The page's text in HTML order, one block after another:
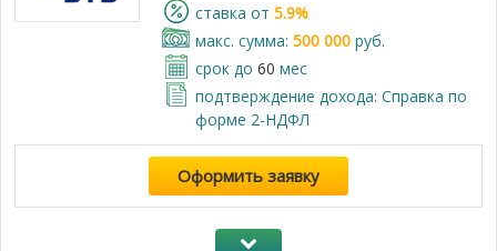
cтавка от 5.9%
макс. сумма: 500 000руб.
срок до 60 мес
подтверждение дохода: Справка по
форме 2-НДФЛ
Оформить заявку